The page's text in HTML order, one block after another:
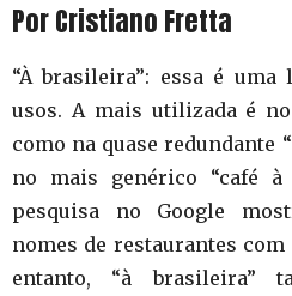
Por Cristiano Fretta
“À brasileira”: essa é
usos. A mais utilizada é
como na quase redundante
no mais genérico “café à
pesquisa no Google
nomes de restaurantes com
entanto, “à brasileira”